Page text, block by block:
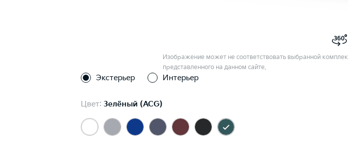
Изображение может не соответствовать выбранной
представленного на данном сайте.
Экстерьер Интерьер
Цвет: Зелёный (ACG)